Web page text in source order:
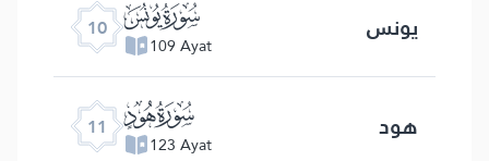
10 ﮖ
109 Ayat یونس
11 ﮗ
123 Ayat هود